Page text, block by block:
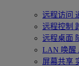
远程访问
远程控制
远程桌面
LAN 唤醒
屏幕共享